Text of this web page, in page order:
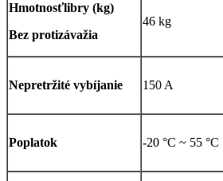
Hmotnosťlibry (kg)
Bez protizávažia
46 kg
Nepretržité vybíjanie 150 A
Poplatok -20 °C ~ 55 °C